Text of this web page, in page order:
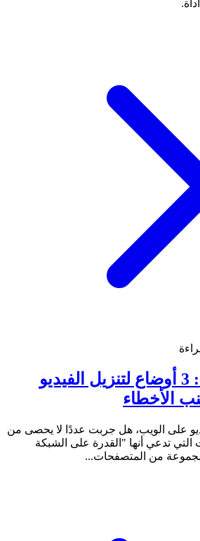
توقف عن العبث: 3 أوضاع لتنزيل الفيديو
على الويب، هل جربت عددًا لا يحصى من
التي تدعي أنها "القدرة على الشبكة
مجموعة من المتصفحات...